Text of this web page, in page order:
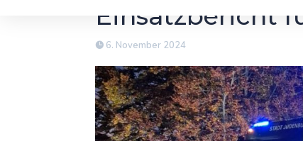
Einsatzbericht
6. November 2024